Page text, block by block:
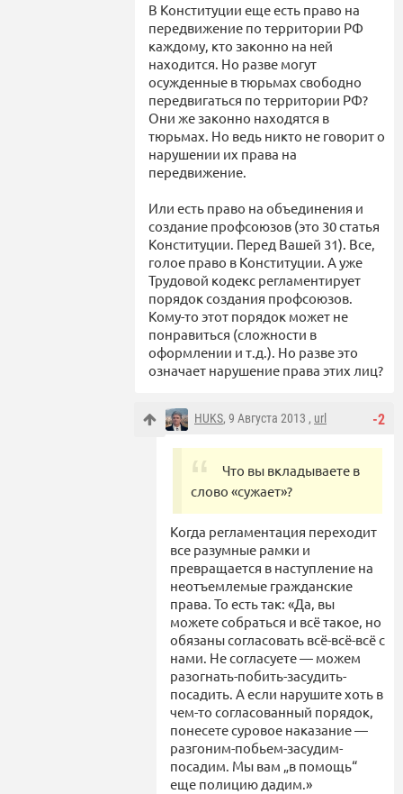
В Конституции еще есть право на
передвижение по территории РФ
каждому, кто законно на ней
находится. Но разве могут
осужденные в тюрьмах свободно
передвигаться по территории РФ?
Они же законно находятся в
тюрьмах. Но ведь никто не говорит о
нарушении их права на
передвижение.
Или есть право на объединения и
создание профсоюзов (это 30 статья
Конституции. Перед Вашей 31). Все,
голое право в Конституции. А уже
Трудовой кодекс регламентирует
порядок создания профсоюзов.
Кому-то этот порядок может не
понравиться (сложности в
оформлении и т.д.). Но разве это
означает нарушение права этих лиц?
-2
HUKS, 9 Августа 2013 , url
Что вы вкладываете в
слово «сужает»?
Когда регламентация переходит
все разумные рамки и
превращается в наступление на
неотъемлемые гражданские
права. То есть так: «Да, вы
можете собраться и всё такое, но
обязаны согласовать всё-всё-всё с
нами. Не согласуете — можем
разогнать-побить-засудить-
посадить. А если нарушите хоть в
чем-то согласованный порядок,
понесете суровое наказание —
разгоним-побьем-засудим-
посадим. Мы вам „в помощь“
еще полицию дадим.»